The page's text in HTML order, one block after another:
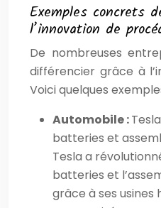
Exemples concrets
l’innovation de
De nombreuses
différencier grâce à
Voici quelques
Automobile :
batteries et
Tesla a
batteries et
grâce à ses usines